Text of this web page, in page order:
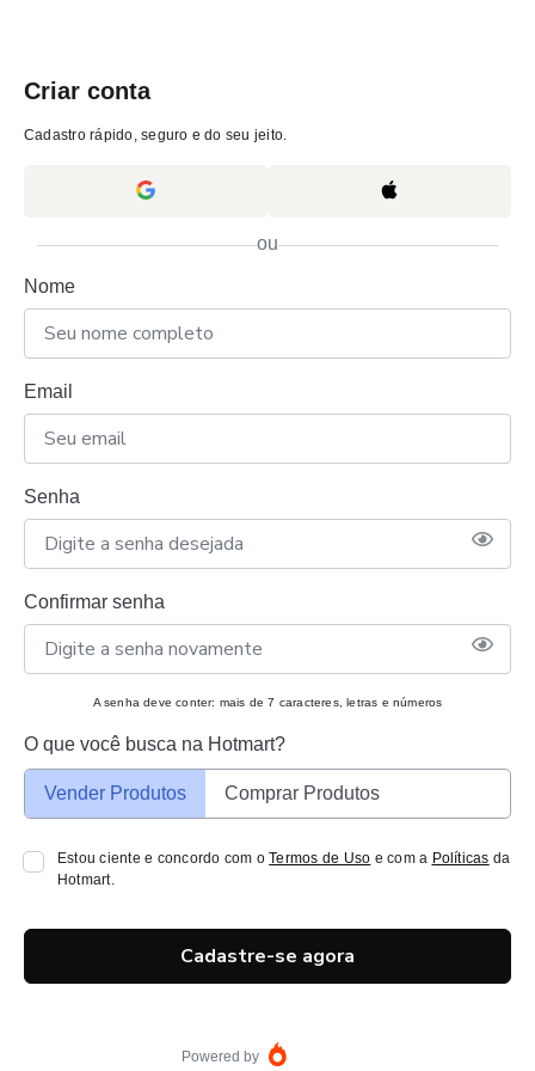
Criar conta
Cadastro rápido, seguro e do seu jeito.
ou
Nome
Email
Senha
Confirmar senha
A senha deve conter: mais de 7 caracteres, letras e números
O que você busca na Hotmart?
Vender Produtos Comprar Produtos
Estou ciente e concordo com oTermos de Uso e com a Políticas da
Hotmart.
Cadastre-se agora
Powered by